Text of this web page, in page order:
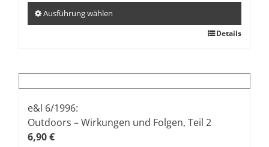
gewählt
werden
Ausführung wählen
mehrere
Varianten
auf.
Die
Optionen
Details
e&l 6/1996:
Outdoors – Wirkungen und Folgen, Teil 2
6,90€